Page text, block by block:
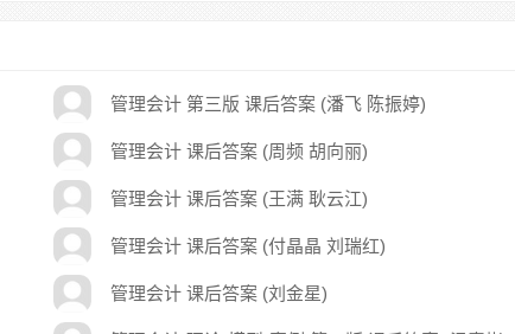
管理会计 第三版 课后答案 (潘飞 陈振婷)
管理会计 课后答案 (周频 胡向丽)
管理会计 课后答案 (王满 耿云江)
管理会计 课后答案 (付晶晶 刘瑞红)
管理会计 课后答案 (刘金星)